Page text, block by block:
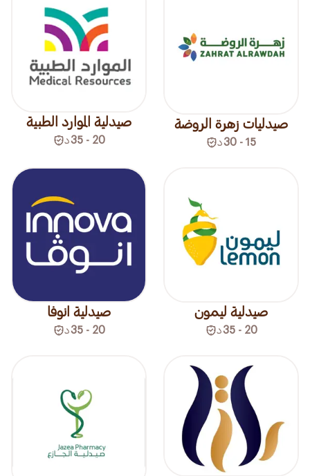
صيدليات زهرة الروضة
15 - 30 د
صيدلية الموارد الطبية
20 - 35 د
صيدلية ليمون
20 - 35 د
صيدلية انوفا
20 - 35 د